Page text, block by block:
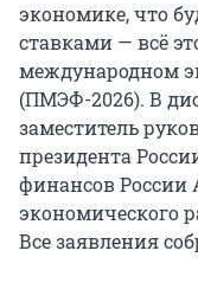
экономике, что
ставками — всё
международном
(ПМЭФ-2026). В
заместитель
президента
финансов России
экономического
Все заявления